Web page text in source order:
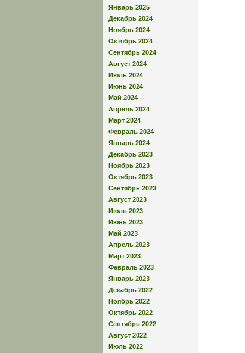
Январь 2025
Декабрь 2024
Ноябрь 2024
Октябрь 2024
Сентябрь 2024
Август 2024
Июль 2024
Июнь 2024
Май 2024
Апрель 2024
Март 2024
Февраль 2024
Январь 2024
Декабрь 2023
Ноябрь 2023
Октябрь 2023
Сентябрь 2023
Август 2023
Июль 2023
Июнь 2023
Май 2023
Апрель 2023
Март 2023
Февраль 2023
Январь 2023
Декабрь 2022
Ноябрь 2022
Октябрь 2022
Сентябрь 2022
Август 2022
Июль 2022